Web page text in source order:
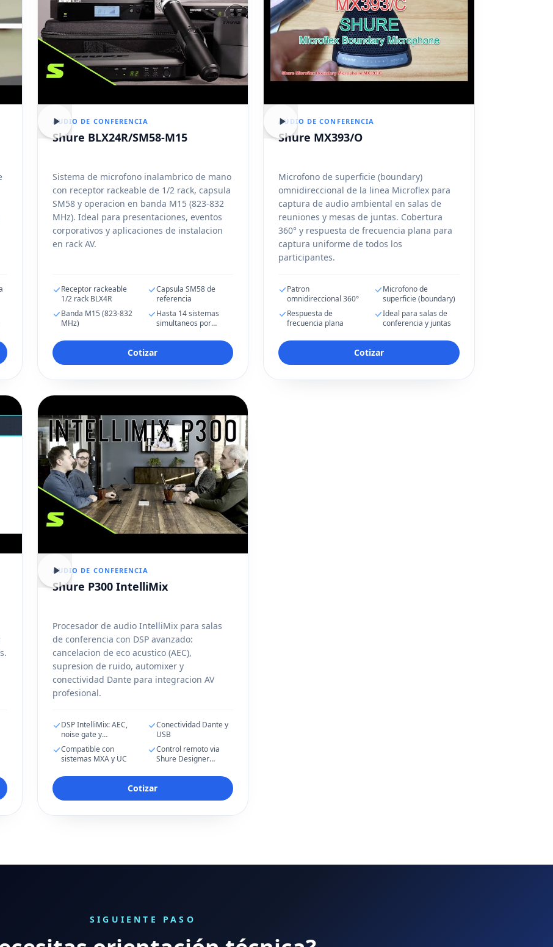
AUDIO DE CONFERENCIA
Shure BLX24R/SM58-M15
Sistema de microfono inalambrico de mano
con receptor rackeable de 1/2 rack, capsula
SM58 y operacion en banda M15 (823-832
MHz). Ideal para presentaciones, eventos
corporativos y aplicaciones de instalacion
en rack AV.
Receptor rackeable
1/2 rack BLX4R
Capsula SM58 de
referencia
Banda M15 (823-832
MHz)
Hasta 14 sistemas
simultaneos por
Cotizar
AUDIO DE CONFERENCIA
Shure MX393/O
Microfono de superficie (boundary)
omnidireccional de la linea Microflex para
captura de audio ambiental en salas de
reuniones y mesas de juntas. Cobertura
360° y respuesta de frecuencia plana para
captura uniforme de todos los
participantes.
Patron
omnidireccional 360°
Microfono de
superficie (boundary)
Respuesta de
frecuencia plana
Ideal para salas de
conferencia y juntas
Cotizar
AUDIO DE CONFERENCIA
Shure P300 IntelliMix
Procesador de audio IntelliMix para salas
de conferencia con DSP avanzado:
cancelacion de eco acustico (AEC),
supresion de ruido, automixer y
conectividad Dante para integracion AV
profesional.
DSP IntelliMix: AEC,
noise gate y
automixer
Conectividad Dante y
USB
Compatible con
sistemas MXA y UC
Control remoto via
Shure Designer
Cotizar
SIGUIENTE PASO